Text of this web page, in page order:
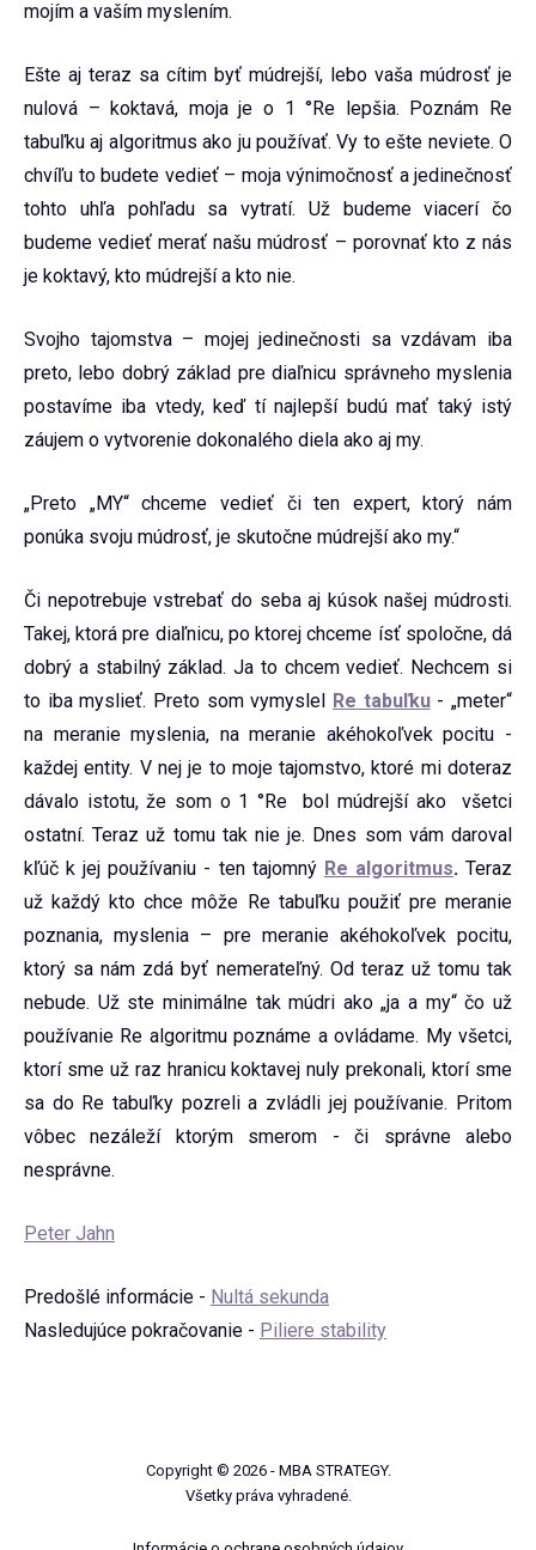
mojím a vaším myslením.
Ešte aj teraz sa cítim byť múdrejší, lebo vaša múdrosť je
nulová – koktavá, moja je o 1 °Re lepšia. Poznám Re
tabuľku aj algoritmus ako ju používať. Vy to ešte neviete. O
chvíľu to budete vedieť – moja výnimočnosť a jedinečnosť
tohto uhľa pohľadu sa vytratí. Už budeme viacerí čo
budeme vedieť merať našu múdrosť – porovnať kto z nás
je koktavý, kto múdrejší a kto nie.
Svojho tajomstva – mojej jedinečnosti sa vzdávam iba
preto, lebo dobrý základ pre diaľnicu správneho myslenia
postavíme iba vtedy, keď tí najlepší budú mať taký istý
záujem o vytvorenie dokonalého diela ako aj my.
„Preto „MY“ chceme vedieť či ten expert, ktorý nám
ponúka svoju múdrosť, je skutočne múdrejší ako my.“
Či nepotrebuje vstrebať do seba aj kúsok našej múdrosti.
Takej, ktorá pre diaľnicu, po ktorej chceme ísť spoločne, dá
dobrý a stabilný základ. Ja to chcem vedieť. Nechcem si
to iba myslieť. Preto som vymyslel Re tabuľku- „meter“
na meranie myslenia, na meranie akéhokoľvek pocitu -
každej entity. V nej je to moje tajomstvo, ktoré mi doteraz
dávalo istotu, že som o 1 °Re bol múdrejší ako všetci
ostatní. Teraz už tomu tak nie je. Dnes som vám daroval
kľúč k jej používaniu - ten tajomný Re algoritmus.Teraz
už každý kto chce môže Re tabuľku použiť pre meranie
poznania, myslenia – pre meranie akéhokoľvek pocitu,
ktorý sa nám zdá byť nemerateľný. Od teraz už tomu tak
nebude. Už ste minimálne tak múdri ako „ja a my“ čo už
používanie Re algoritmu poznáme a ovládame. My všetci,
ktorí sme už raz hranicu koktavej nuly prekonali, ktorí sme
sa do Re tabuľky pozreli a zvládli jej používanie. Pritom
vôbec nezáleží ktorým smerom - či správne alebo
nesprávne.
Peter Jahn
Predošlé informácie - Nultá sekunda
Nasledujúce pokračovanie - Piliere stability
Copyright © 2026 - MBA STRATEGY.
Všetky práva vyhradené.